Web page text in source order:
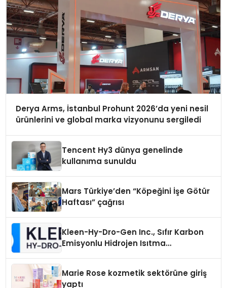
Derya Arms, İstanbul Prohunt 2026’da yeni nesil
ürünlerini ve global marka vizyonunu sergiledi
Tencent Hy3 dünya genelinde
kullanıma sunuldu
Mars Türkiye’den “Köpeğini İşe Götür
Haftası” çağrısı
Kleen-Hy-Dro-Gen Inc., Sıfır Karbon
Emisyonlu Hidrojen Isıtma
Marie Rose kozmetik sektörüne giriş
yaptı